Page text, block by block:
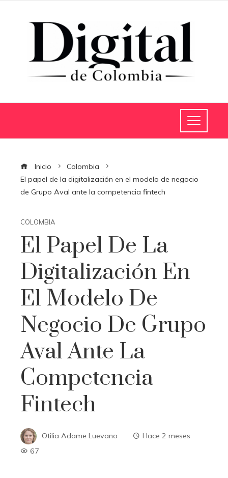
Inicio
Colombia
El papel de la digitalización en el modelo de negocio
de Grupo Aval ante la competencia fintech
COLOMBIA
El Papel De La
Digitalización En
El Modelo De
Negocio De Grupo
Aval Ante La
Competencia
Fintech
Otilia Adame Luevano
Hace 2 meses
67